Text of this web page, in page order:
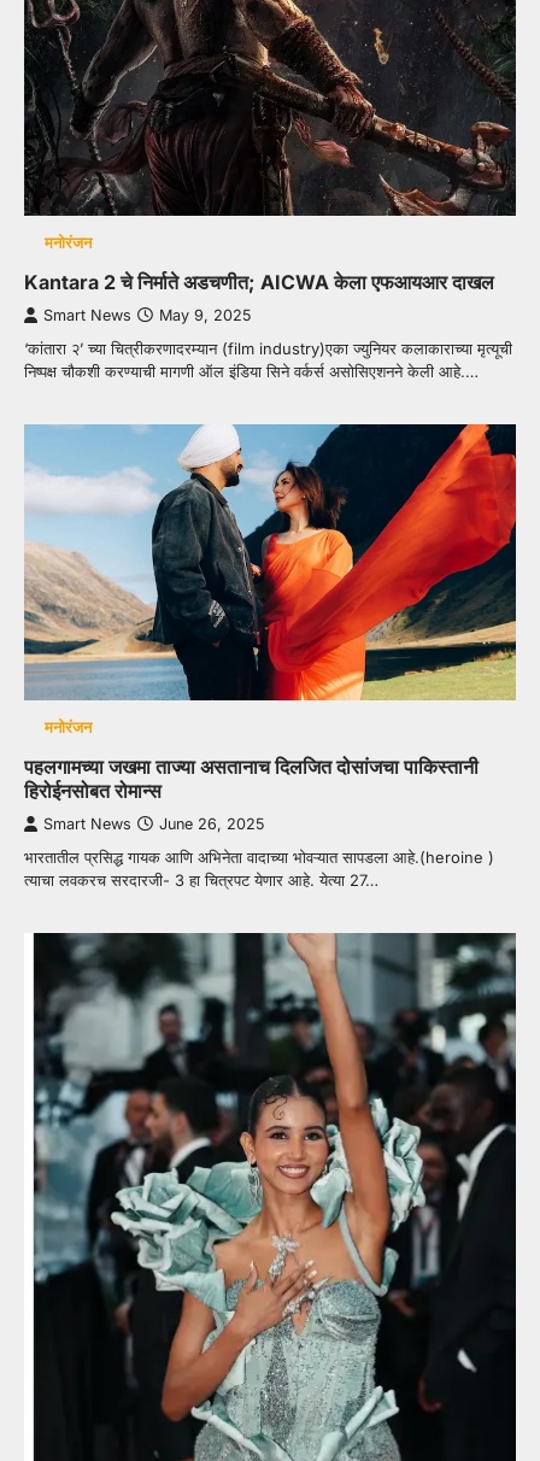
मनोरंजन
Kantara 2 चे निर्माते अडचणीत; AICWA केला एफआयआर दाखल
Smart News May 9, 2025
‘कांतारा २’ च्या चित्रीकरणादरम्यान (film industry)एका ज्युनियर कलाकाराच्या मृत्यूची
निष्पक्ष चौकशी करण्याची मागणी ऑल इंडिया सिने वर्कर्स असोसिएशनने केली आहे.…
मनोरंजन
पहलगामच्या जखमा ताज्या असतानाच दिलजित दोसांजचा पाकिस्तानी
हिरोईनसोबत रोमान्स
Smart News June 26, 2025
भारतातील प्रसिद्ध गायक आणि अभिनेता वादाच्या भोवऱ्यात सापडला आहे.(heroine )
त्याचा लवकरच सरदारजी- 3 हा चित्रपट येणार आहे. येत्या 27…